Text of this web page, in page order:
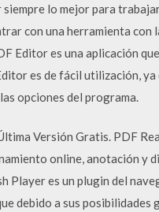
lo mejor para
con una herramienta
Editor es una aplicación
es de fácil utilización,
opciones del programa.
Versión Gratis. PDF
online, anotación y
Player es un plugin del
debido a sus